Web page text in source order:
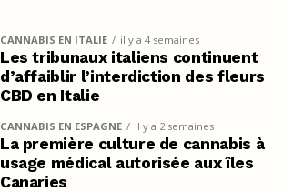
CANNABIS EN ITALIE il y a 4 semaines
Les tribunaux italiens continuent
d’affaiblir l’interdiction des fleurs
CBD en Italie
CANNABIS EN ESPAGNE il y a 2 semaines
La première culture de cannabis à
usage médical autorisée aux îles
Canaries